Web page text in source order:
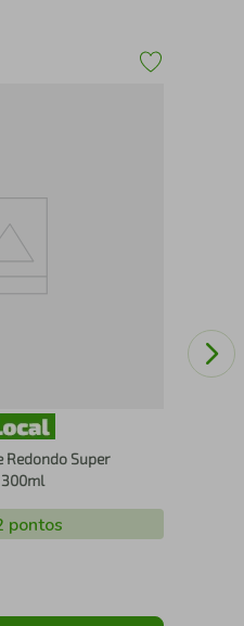
Redondo Super
300ml
pontos